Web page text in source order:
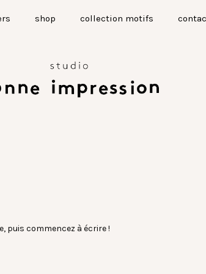
shop collection motifs
puis commencez à écrire !